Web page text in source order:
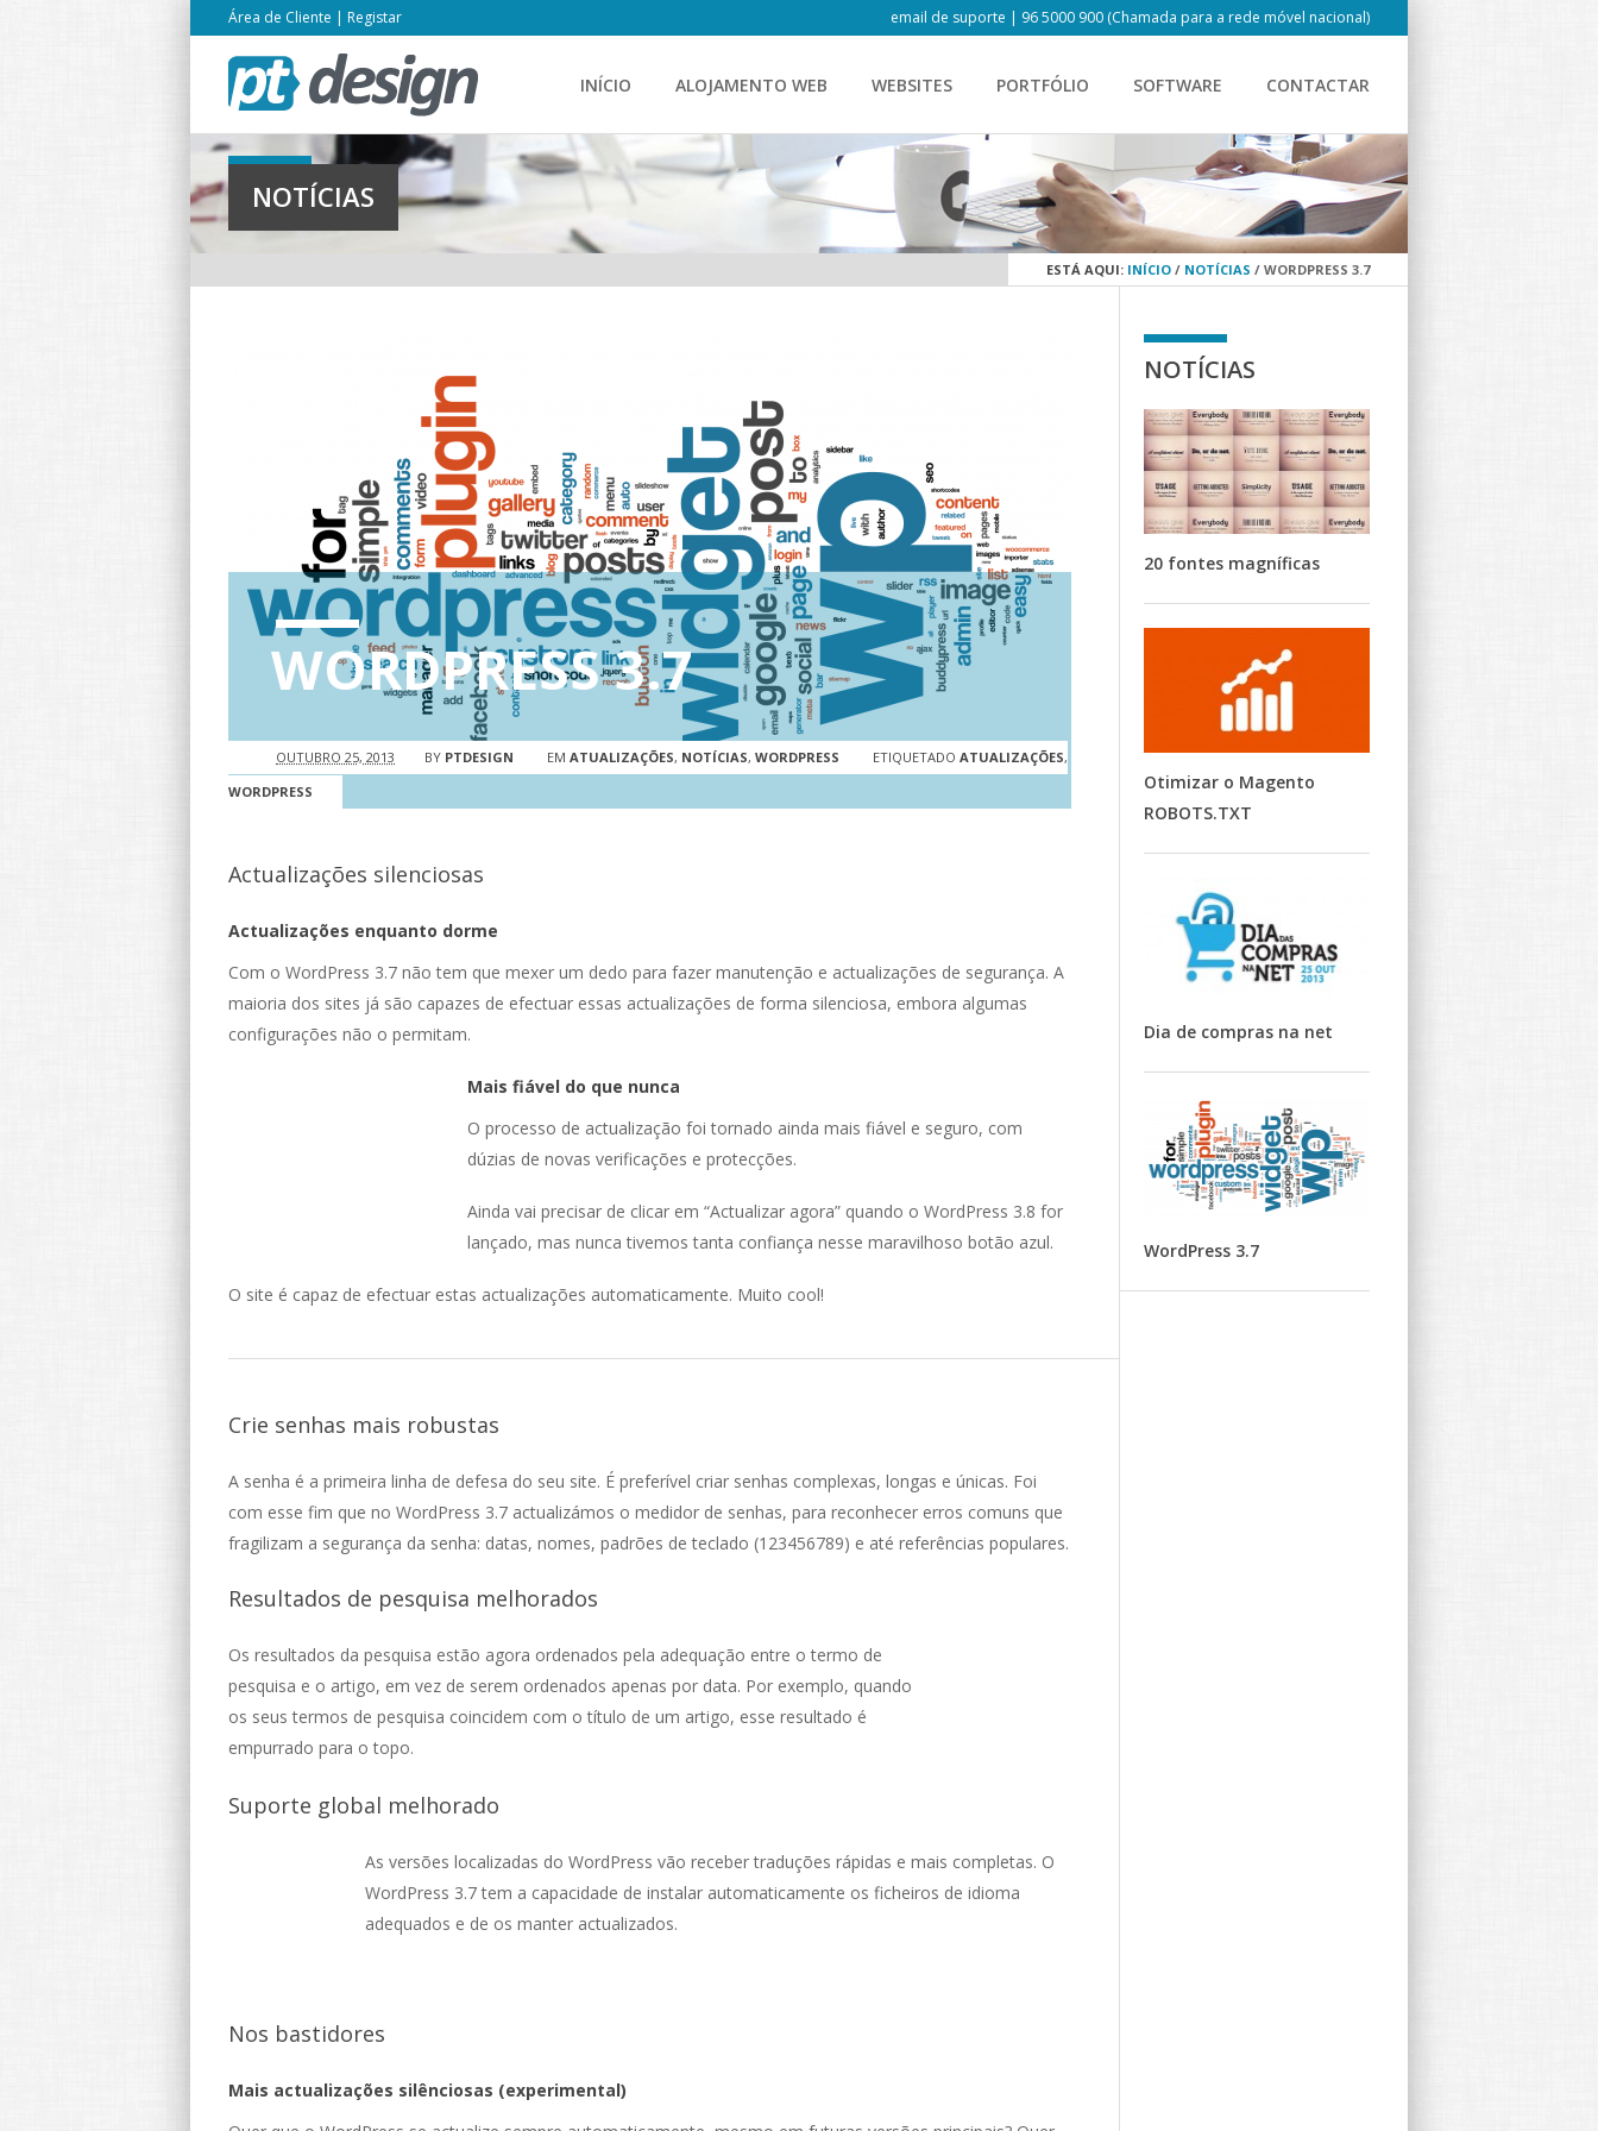
Área de Cliente | Registar email de suporte | 96 5000 900 (Chamada para a rede móvel nacional)
INÍCIO ALOJAMENTO WEB WEBSITES PORTFÓLIO SOFTWARE CONTACTAR
NOTÍCIAS
ESTÁ AQUI: INÍCIO / NOTÍCIAS / WORDPRESS 3.7
WORDPRESS 3.7
OUTUBRO 25, 2013 BY PTDESIGN EM ATUALIZAÇÕES, NOTÍCIAS, WORDPRESS ETIQUETADO ATUALIZAÇÕES,
WORDPRESS
Actualizações silenciosas
Actualizações enquanto dorme
Com o WordPress 3.7 não tem que mexer um dedo para fazer manutenção e actualizações de segurança. A
maioria dos sites já são capazes de efectuar essas actualizações de forma silenciosa, embora algumas
configurações não o permitam.
Mais fiável do que nunca
O processo de actualização foi tornado ainda mais fiável e seguro, com
dúzias de novas verificações e protecções.
Ainda vai precisar de clicar em “Actualizar agora” quando o WordPress 3.8 for
lançado, mas nunca tivemos tanta confiança nesse maravilhoso botão azul.
O site é capaz de efectuar estas actualizações automaticamente. Muito cool!
Crie senhas mais robustas
A senha é a primeira linha de defesa do seu site. É preferível criar senhas complexas, longas e únicas. Foi
com esse fim que no WordPress 3.7 actualizámos o medidor de senhas, para reconhecer erros comuns que
fragilizam a segurança da senha: datas, nomes, padrões de teclado (123456789) e até referências populares.
Resultados de pesquisa melhorados
Os resultados da pesquisa estão agora ordenados pela adequação entre o termo de
pesquisa e o artigo, em vez de serem ordenados apenas por data. Por exemplo, quando
os seus termos de pesquisa coincidem com o título de um artigo, esse resultado é
empurrado para o topo.
Suporte global melhorado
As versões localizadas do WordPress vão receber traduções rápidas e mais completas. O
WordPress 3.7 tem a capacidade de instalar automaticamente os ficheiros de idioma
adequados e de os manter actualizados.
Nos bastidores
Mais actualizações silênciosas (experimental)
NOTÍCIAS
20 fontes magníficas
Otimizar o Magento
ROBOTS.TXT
Dia de compras na net
WordPress 3.7